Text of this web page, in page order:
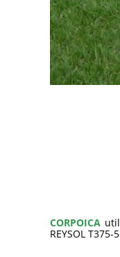
CORPOICA
REYSOL